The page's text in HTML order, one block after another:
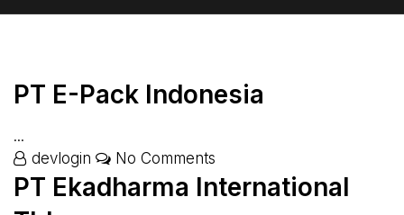
PT E-Pack Indonesia
...
devlogin
No Comments
PT Ekadharma International